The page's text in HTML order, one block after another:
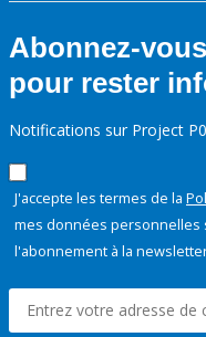
Abonnez-
pour rester
Notifications sur Project
J'accepte les termes de la
mes données personnelles
l'abonnement à la